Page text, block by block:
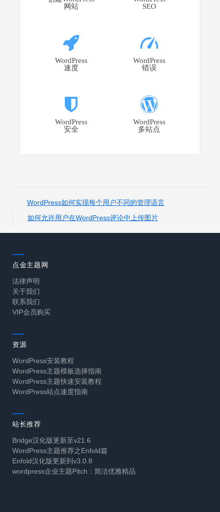
网站
SEO
WordPress
速度
WordPress
错误
WordPress
安全
WordPress
多站点
WordPress如何实现每个用户不同的管理语言
如何允许用户在WordPress评论中上传图片
点金主题网
法律声明
关于我们
联系我们
VIP会员购买
资源
WordPress安装教程
WordPress主题模板选择指南
WordPress主题快速安装教程
WordPress站点速度指南
站长推荐
Bridge汉化版更新至v21.6
WordPress主题推荐之Enfold篇
Enfold汉化版更新到v3.0.8
wordpress企业主题Pitch：简洁优雅精品